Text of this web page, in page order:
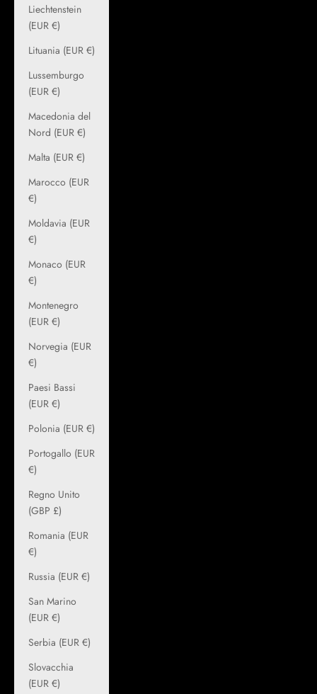
Liechtenstein
(EUR €)
Lituania (EUR €)
Lussemburgo
(EUR €)
Macedonia del
Nord (EUR €)
Malta (EUR €)
Marocco (EUR
€)
Moldavia (EUR
€)
Monaco (EUR
€)
Montenegro
(EUR €)
Norvegia (EUR
€)
Paesi Bassi
(EUR €)
Polonia (EUR €)
Portogallo (EUR
€)
Regno Unito
(GBP £)
Romania (EUR
€)
Russia (EUR €)
San Marino
(EUR €)
Serbia (EUR €)
Slovacchia
(EUR €)